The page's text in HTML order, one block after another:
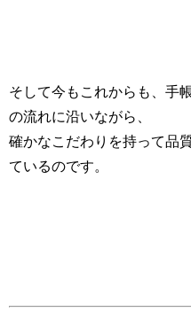
そして今もこれからも、手
の流れに沿いながら、
確かなこだわりを持って品
ているのです。